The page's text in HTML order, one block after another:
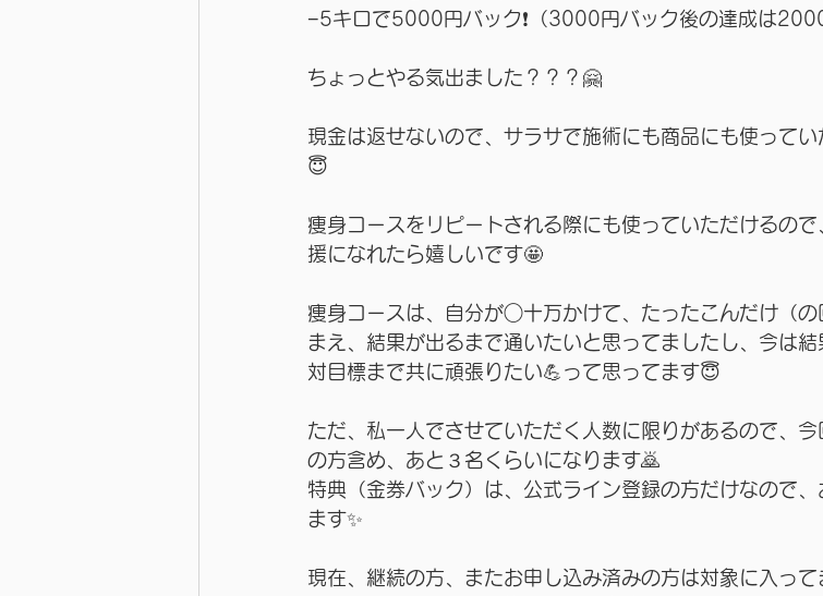
−5キロで5000円バック❗️（3000円バック後の達成は
ちょっとやる気出ました？？？🤗
現金は返せないので、サラサで施術にも商品にも使って
😇
痩身コースをリピートされる際にも使っていただけるの
援になれたら嬉しいです🤩
痩身コースは、自分が○十万かけて、たったこんだけ（
まえ、結果が出るまで通いたいと思ってましたし、今は
対目標まで共に頑張りたい💪って思ってます😇
ただ、私一人でさせていただく人数に限りがあるので、
の方含め、あと３名くらいになります🙇
特典（金券バック）は、公式ライン登録の方だけなので
ます✨
現在、継続の方、またお申し込み済みの方は対象に入って